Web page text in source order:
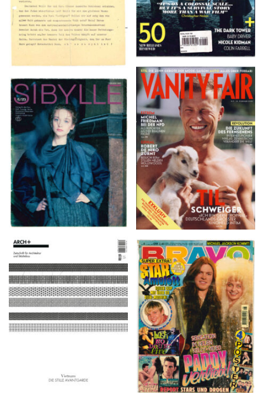
VANITY FAIR – Nr. 7 –
8. Februar 2007
SIBYLLE 6/89
ARCH+ Nr. 226, Herbst
2016
BRAVO – Nr. 8, 13. Febr.
1997